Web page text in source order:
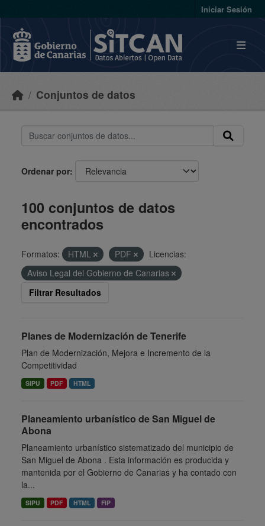
Iniciar Sesión
Conjuntos de datos
Ordenar por
100 conjuntos de datos
encontrados
Formatos: HTML PDF
Licencias:
Aviso Legal del Gobierno de Canarias
Filtrar Resultados
Planes de Modernización de Tenerife
Plan de Modernización, Mejora e Incremento de la
Competitividad
SIPU PDF HTML
Planeamiento urbanístico de San Miguel de
Abona
Planeamiento urbanístico sistematizado del municipio de
San Miguel de Abona . Esta información es producida y
mantenida por el Gobierno de Canarias y ha contado con
la...
SIPU PDF HTML FIP